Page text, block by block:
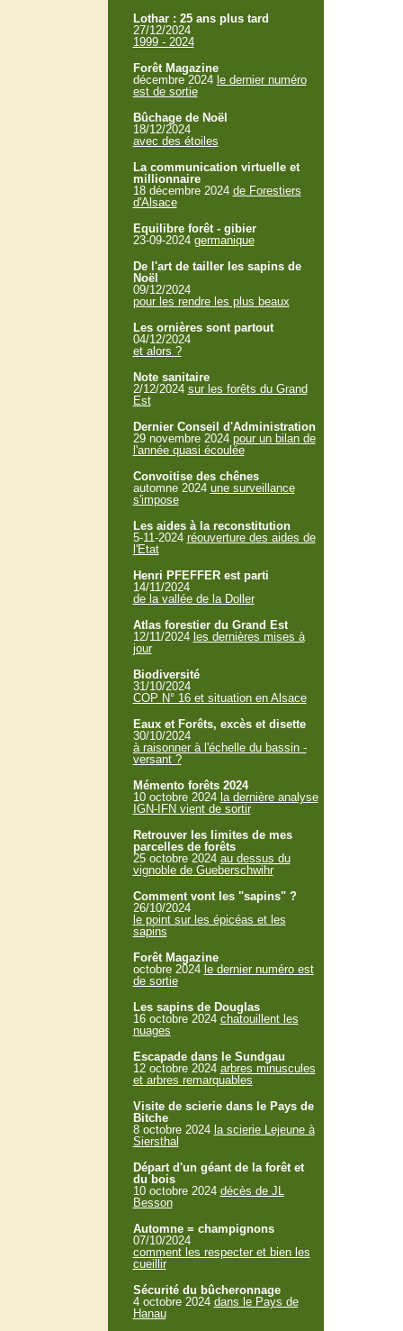
Lothar : 25 ans plus tard
27/12/2024
1999 - 2024
Forêt Magazine
décembre 2024 le dernier numéro
est de sortie
Bûchage de Noël
18/12/2024
avec des étoiles
La communication virtuelle et
millionnaire
18 décembre 2024 de Forestiers
d'Alsace
Equilibre forêt - gibier
23-09-2024 germanique
De l'art de tailler les sapins de
Noël
09/12/2024
pour les rendre les plus beaux
Les ornières sont partout
04/12/2024
et alors ?
Note sanitaire
2/12/2024 sur les forêts du Grand
Est
Dernier Conseil d'Administration
29 novembre 2024 pour un bilan de
l'année quasi écoulée
Convoitise des chênes
automne 2024 une surveillance
s'impose
Les aides à la reconstitution
5-11-2024 réouverture des aides de
l'Etat
Henri PFEFFER est parti
14/11/2024
de la vallée de la Doller
Atlas forestier du Grand Est
12/11/2024 les dernières mises à
jour
Biodiversité
31/10/2024
COP N° 16 et situation en Alsace
Eaux et Forêts, excès et disette
30/10/2024
à raisonner à l'échelle du bassin -
versant ?
Mémento forêts 2024
10 octobre 2024 la dernière analyse
IGN-IFN vient de sortir
Retrouver les limites de mes
parcelles de forêts
25 octobre 2024 au dessus du
vignoble de Gueberschwihr
Comment vont les "sapins" ?
26/10/2024
le point sur les épicéas et les
sapins
Forêt Magazine
octobre 2024 le dernier numéro est
de sortie
Les sapins de Douglas
16 octobre 2024 chatouillent les
nuages
Escapade dans le Sundgau
12 octobre 2024 arbres minuscules
et arbres remarquables
Visite de scierie dans le Pays de
Bitche
8 octobre 2024 la scierie Lejeune à
Siersthal
Départ d'un géant de la forêt et
du bois
10 octobre 2024 décès de JL
Besson
Automne = champignons
07/10/2024
comment les respecter et bien les
cueillir
Sécurité du bûcheronnage
4 octobre 2024 dans le Pays de
Hanau